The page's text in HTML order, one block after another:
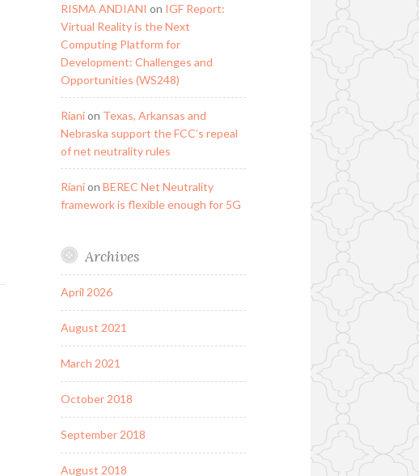
RISMA ANDIANI on IGF Report:
Virtual Reality is the Next
Computing Platform for
Development: Challenges and
Opportunities (WS248)
Rianion Texas, Arkansas and
Nebraska support the FCC’s repeal
of net neutrality rules
Rianion BEREC Net Neutrality
framework is flexible enough for 5G
Archives
April 2026
August 2021
March 2021
October 2018
September 2018
August 2018